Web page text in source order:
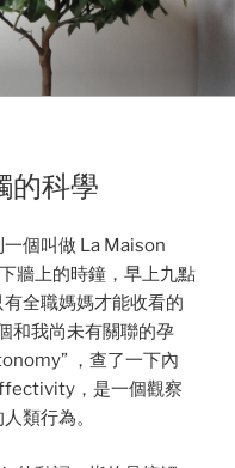
的科學
個叫做 La Maison
牆上的時鐘，早上九點
全職媽媽才能收看的
和我尚未有關聯的孕
，查了一下內
，是一個觀察
類行為。